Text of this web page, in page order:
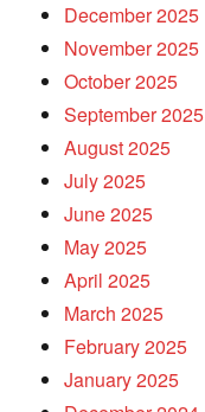
December 2025
November 2025
October 2025
September 2025
August 2025
July 2025
June 2025
May 2025
April 2025
March 2025
February 2025
January 2025